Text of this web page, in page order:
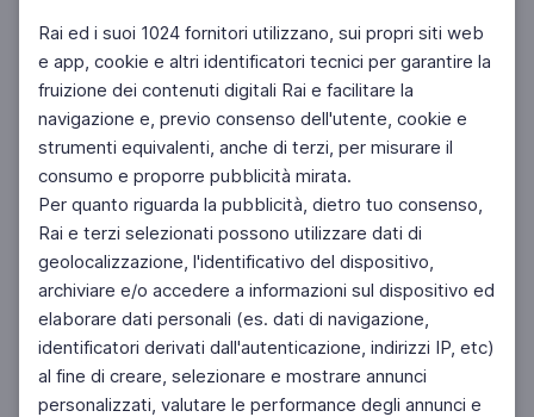
Rai ed i suoi 1024 fornitori utilizzano, sui propri siti web
e app, cookie e altri identificatori tecnici per garantire la
fruizione dei contenuti digitali Rai e facilitare la
navigazione e, previo consenso dell'utente, cookie e
strumenti equivalenti, anche di terzi, per misurare il
consumo e proporre pubblicità mirata.
Per quanto riguarda la pubblicità, dietro tuo consenso,
Rai e terzi selezionati possono utilizzare dati di
geolocalizzazione, l'identificativo del dispositivo,
archiviare e/o accedere a informazioni sul dispositivo ed
elaborare dati personali (es. dati di navigazione,
identificatori derivati dall'autenticazione, indirizzi IP, etc)
al fine di creare, selezionare e mostrare annunci
personalizzati, valutare le performance degli annunci e